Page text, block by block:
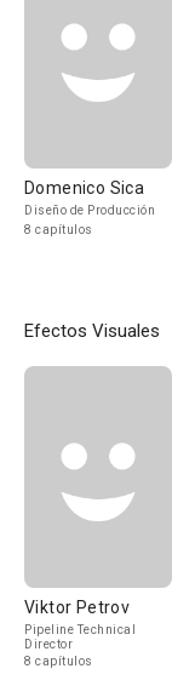
Domenico Sica
Diseño de Producción
8 capítulos
Efectos Visuales
Viktor Petrov
Pipeline Technical
Director
8 capítulos